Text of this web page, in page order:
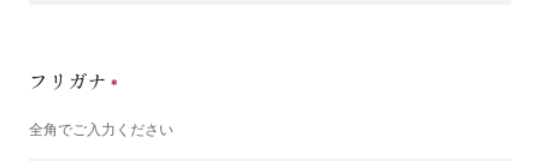
フリガナ
全角でご入力ください